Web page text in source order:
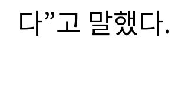
다”고 말했다.